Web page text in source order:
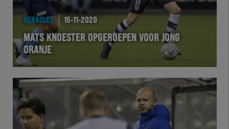
EXCHER
VOLHER
HERTEL
Natuurgras
HERACLES 15-11-2020
MATS KNOESTER OPGEROEPEN VOOR JONG
ORANJE